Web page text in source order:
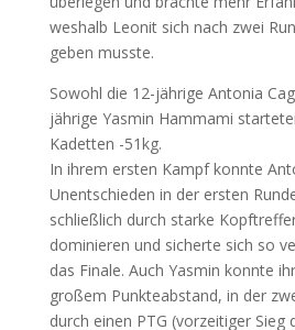
weshalb Leonit sich nach zwei
geben musste.
Sowohl die 12-jährige Antonia
jährige Yasmin Hammami
Kadetten -51kg.
In ihrem ersten Kampf konnte
Unentschieden in der ersten
schließlich durch starke
dominieren und sicherte sich so
das Finale. Auch Yasmin konnte
großem Punkteabstand, in der
durch einen PTG (vorzeitiger Sieg